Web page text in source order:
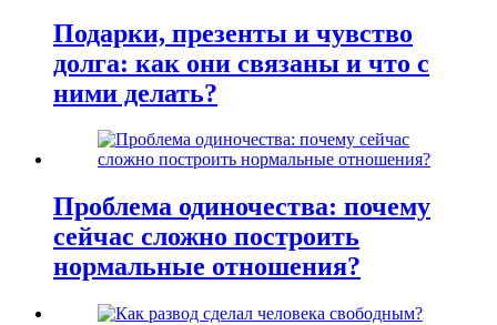
Подарки, презенты и чувство
долга: как они связаны и что с
ними делать?
Проблема одиночества: почему
сейчас сложно построить
нормальные отношения?